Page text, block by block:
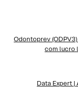
Odontoprev
com lucro
Data Expert |